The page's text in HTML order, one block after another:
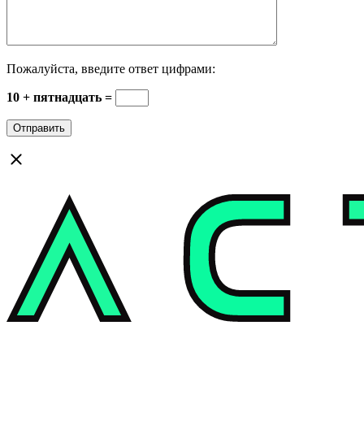
Пожалуйста, введите ответ цифрами:
10 + пятнадцать =